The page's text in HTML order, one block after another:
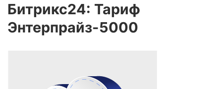
Битрикс24: Тариф
Энтерпрайз-5000